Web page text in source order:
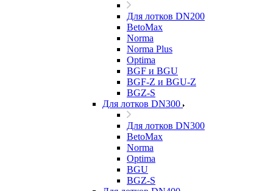
Для лотков DN200
BetoMax
Norma
Norma Plus
Optima
BGF и BGU
BGF-Z и BGU-Z
BGZ-S
Для лотков DN300
Для лотков DN300
BetoMax
Norma
Optima
BGU
BGZ-S